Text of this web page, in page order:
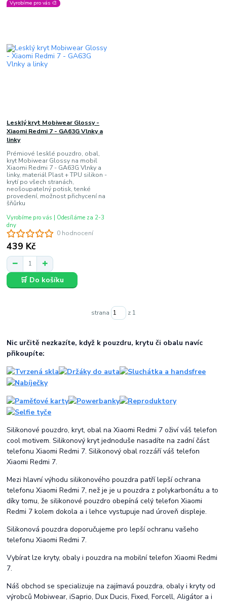
Vyrobíme pro vás 🎨
0 hodnocení
Lesklý kryt Mobiwear Glossy -
Xiaomi Redmi 7 - GA63G Vlnky a
linky
Prémiové lesklé pouzdro, obal,
kryt Mobiwear Glossy na mobil
Xiaomi Redmi 7 - GA63G Vlnky a
linky, materiál Plast + TPU silikon -
krytí po všech stranách,
neošoupatelný potisk, tenké
provedení, možnost přichycení na
šňůrku
439 Kč
Vyrobíme pro vás | Odesíláme za 2-3
dny
🛒 Do košíku
strana z 1
Nic určitě nezkazíte, když k pouzdru, krytu či obalu navíc
přikoupíte:
Silikonové pouzdro, kryt, obal na Xiaomi Redmi 7 oživí váš telefon
cool motivem. Silikonový kryt jednoduše nasadíte na zadní část
telefonu Xiaomi Redmi 7. Silikonový obal rozzáří váš telefon
Xiaomi Redmi 7.
Mezi hlavní výhodu silikonového pouzdra patří lepší ochrana
telefonu Xiaomi Redmi 7, než je je u pouzdra z polykarbonátu a to
díky tomu, že silikonové pouzdro obepíná celý telefon Xiaomi
Redmi 7 kolem dokola a i lehce vystupuje nad úroveň displeje.
Silikonová pouzdra doporučujeme pro lepší ochranu vašeho
telefonu Xiaomi Redmi 7.
Vybírat lze kryty, obaly i pouzdra na mobilní telefon Xiaomi Redmi
7.
Náš obchod se specializuje na zajímavá pouzdra, obaly i kryty od
výrobců Mobiwear, iSaprio, Dux Ducis, Fixed, Forcell, Aligátor a i